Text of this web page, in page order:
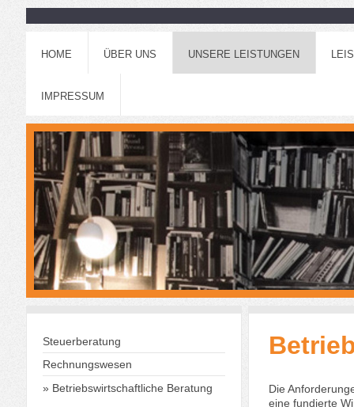
HOME ÜBER UNS UNSERE LEISTUNGEN
IMPRESSUM
Die
eine fundierte
Steuerberatung
Rechnungswesen
Betriebswirtschaftliche Beratung